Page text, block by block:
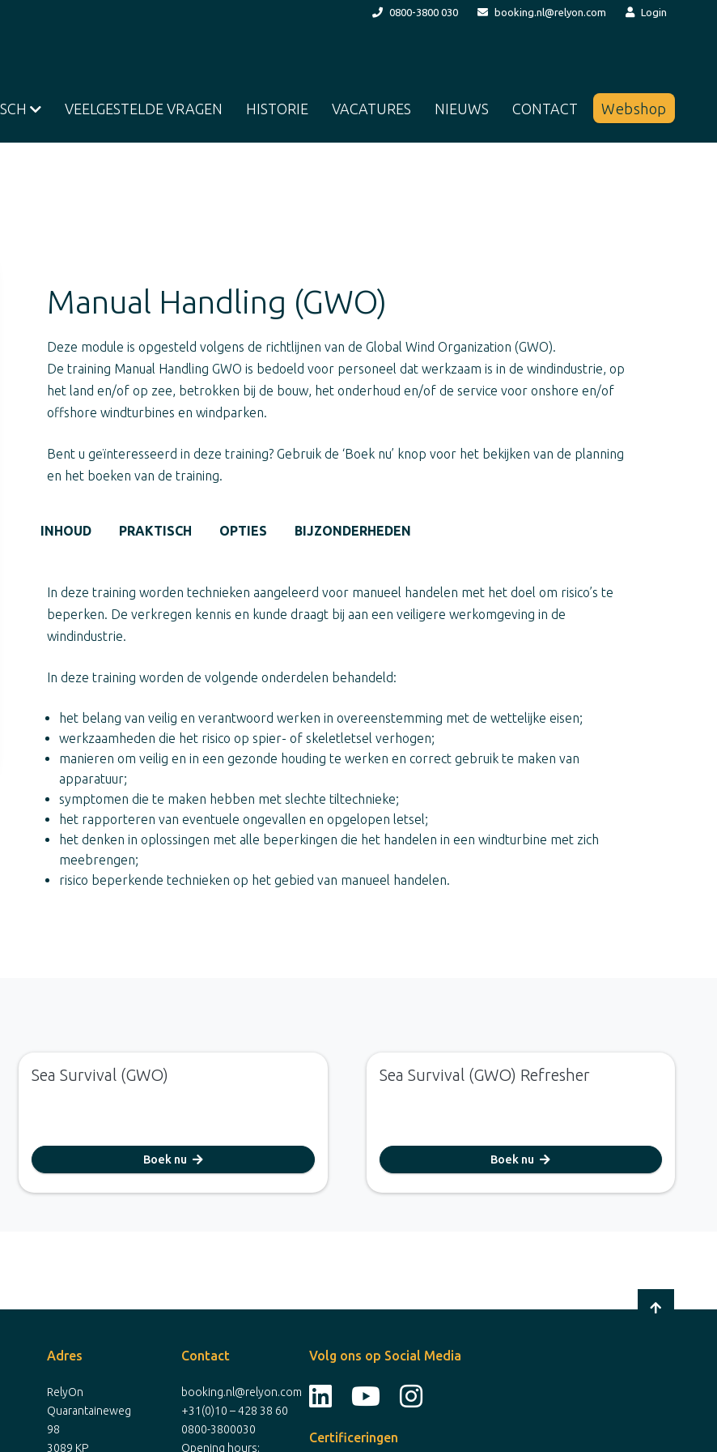
0800-3800 030 booking.nl@relyon.com Login
VEELGESTELDE VRAGEN HISTORIE VACATURES NIEUWS CONTACT Webshop
Manual Handling (GWO)
Deze module is opgesteld volgens de richtlijnen van de Global Wind Organization (GWO).
De training Manual Handling GWO is bedoeld voor personeel dat werkzaam is in de windindustrie, op
het land en/of op zee, betrokken bij de bouw, het onderhoud en/of de service voor onshore en/of
offshore windturbines en windparken.
Bent u geïnteresseerd in deze training? Gebruik de ‘Boek nu’ knop voor het bekijken van de planning
en het boeken van de training.
INHOUD PRAKTISCH OPTIES BIJZONDERHEDEN
In deze training worden technieken aangeleerd voor manueel handelen met het doel om risico’s te
beperken. De verkregen kennis en kunde draagt bij aan een veiligere werkomgeving in de
windindustrie.
In deze training worden de volgende onderdelen behandeld:
het belang van veilig en verantwoord werken in overeenstemming met de wettelijke eisen;
werkzaamheden die het risico op spier- of skeletletsel verhogen;
manieren om veilig en in een gezonde houding te werken en correct gebruik te maken van
apparatuur;
symptomen die te maken hebben met slechte tiltechnieke;
het rapporteren van eventuele ongevallen en opgelopen letsel;
het denken in oplossingen met alle beperkingen die het handelen in een windturbine met zich
meebrengen;
risico beperkende technieken op het gebied van manueel handelen.
Sea Survival (GWO)
Boek nu
Sea Survival (GWO) Refresher
Boek nu
Adres
RelyOn
Quarantaineweg
98
3089 KP
Contact
booking.nl@relyon.com
+31(0)10 – 428 38 60
0800-3800030
Opening hours:
Volg ons op Social Media
Certificeringen